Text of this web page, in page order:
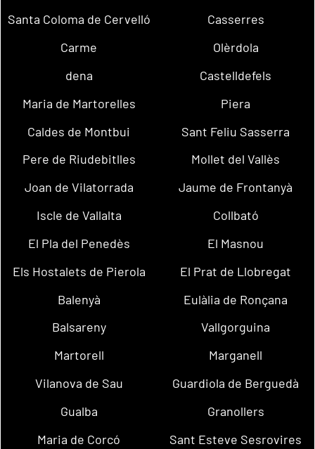
Santa Coloma de Cervelló
Casserres
Carme
Olèrdola
dena
Castelldefels
Maria de Martorelles
Piera
Caldes de Montbui
Sant Feliu Sasserra
Pere de Riudebitlles
Mollet del Vallès
Joan de Vilatorrada
Jaume de Frontanyà
Iscle de Vallalta
Collbató
El Pla del Penedès
El Masnou
Els Hostalets de Pierola
El Prat de Llobregat
Balenyà
Eulàlia de Ronçana
Balsareny
Vallgorguina
Martorell
Marganell
Vilanova de Sau
Guardiola de Berguedà
Gualba
Granollers
Maria de Corcó
Sant Esteve Sesrovires